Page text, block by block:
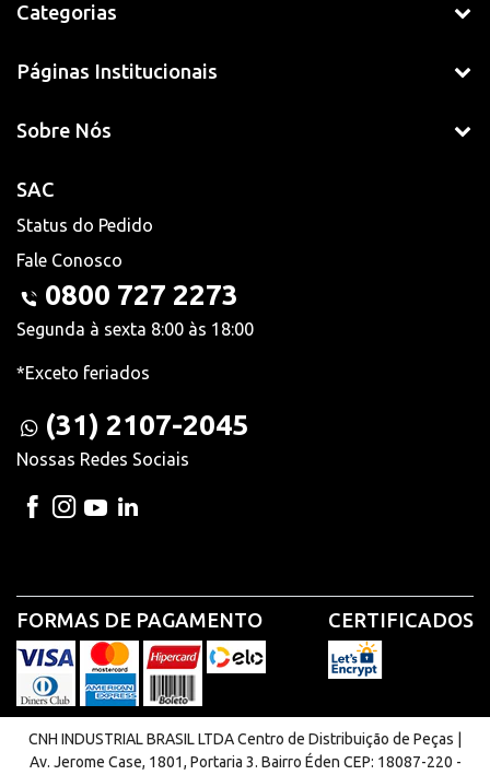
Categorias
Páginas Institucionais
Sobre Nós
SAC
Status do Pedido
Fale Conosco
0800 727 2273
Segunda à sexta 8:00 às 18:00
*Exceto feriados
(31) 2107-2045
Nossas Redes Sociais
FORMAS DE PAGAMENTO CERTIFICADOS
CNH INDUSTRIAL BRASIL LTDA Centro de Distribuição de Peças |
Av. Jerome Case, 1801, Portaria 3. Bairro Éden CEP: 18087-220 -